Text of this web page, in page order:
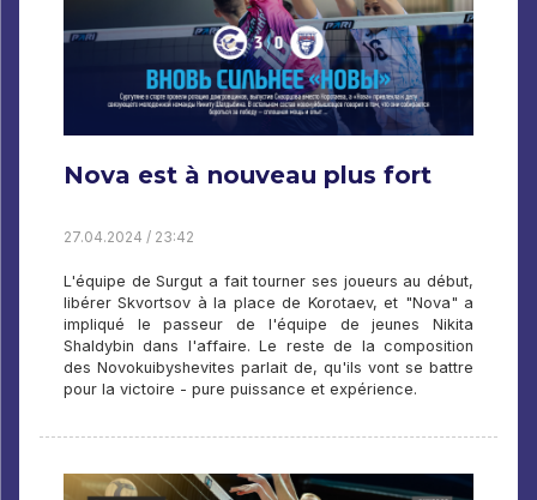
Nova est à nouveau plus fort
27.04.2024 / 23:42
L'équipe de Surgut a fait tourner ses joueurs au début,
libérer Skvortsov à la place de Korotaev, et "Nova" a
impliqué le passeur de l'équipe de jeunes Nikita
Shaldybin dans l'affaire. Le reste de la composition
des Novokuibyshevites parlait de, qu'ils vont se battre
pour la victoire - pure puissance et expérience.